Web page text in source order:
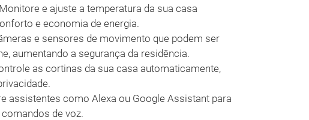
Monitore e ajuste a temperatura da sua casa
e economia de energia.
e sensores de movimento que podem ser
aumentando a segurança da residência.
as cortinas da sua casa automaticamente,
assistentes como Alexa ou Google Assistant para
de voz.